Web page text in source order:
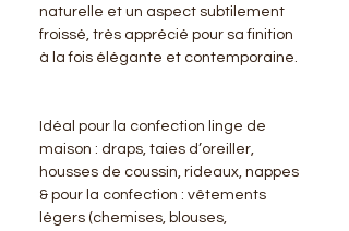
naturelle et un aspect subtilement
froissé, très apprécié pour sa finition
à la fois élégante et contemporaine.
Idéal pour la confection linge de
maison : draps, taies d’oreiller,
housses de coussin, rideaux, nappes
& pour la confection : vêtements
légers (chemises, blouses,